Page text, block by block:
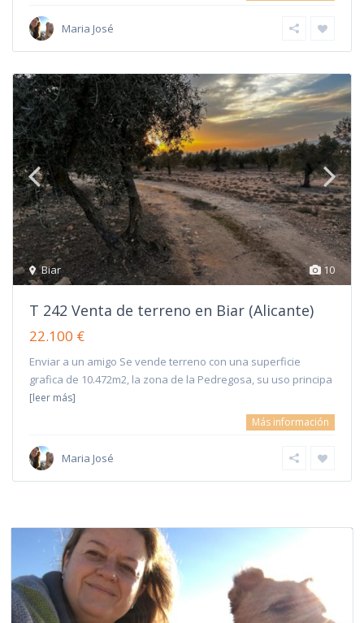
Maria José
10
Biar
T 242 Venta de terreno en Biar (Alicante)
22.100 €
Enviar a un amigo Se vende terreno con una superficie
grafica de 10.472m2, la zona de la Pedregosa, su uso principa
[leer más]
Más información
Maria José